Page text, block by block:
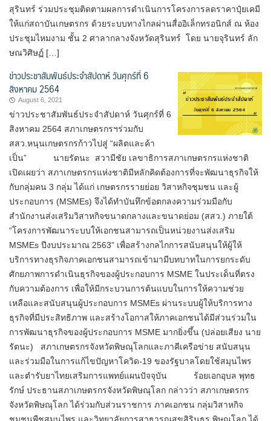
สุรินทร์ ร่วมประชุมติดตามผลการดำเนินการโครงการลดราคาปุ๋ยเคมี
ให้แก่สถาบันเกษตรกร ด้วยระบบทางไกลผ่านสื่ออิเล็กทรอนิกส์ ณ ห้อง
ประชุมไหมงาม ชั้น 2 ศาลากลางจังหวัดสุรินทร์ โดย นายจุรินทร์ ลัก
ษณวิศิษฏ์ […]
ข่าวประชาสัมพันธ์ประจำสัปดาห์ วันศุกร์ที่ 6
สิงหาคม 2564
August 6, 2021
ข่าวประชาสัมพันธ์ประจำสัปดาห์ วันศุกร์ที่ 6
สิงหาคม 2564 สภาเกษตรกรฯร่วมกับ
สสว.หนุนเกษตรกรก้าวไปสู่ “ผลิตและค้า
เป็น” นายรัตนะ สวามีชัย เลขาธิการสภาเกษตรกรแห่งชาติ
เปิดเผยว่า สภาเกษตรกรแห่งชาติมีหลักคิดต้องการที่จะพัฒนาธุรกิจให้
กับกลุ่มคน 3 กลุ่ม ได้แก่ เกษตรกรรายย่อย วิสาหกิจชุมชน และผู้
ประกอบการ (MSMEs) จึงได้ทำบันทึกข้อตกลงความร่วมมือกับ
สำนักงานส่งเสริมวิสาหกิจขนาดกลางและขนาดย่อม (สสว.) ภายใต้
“โครงการพัฒนาระบบให้เอกชนสามารถเป็นหน่วยงานส่งเสริม
MSMEs ปีงบประมาณ 2563” เพื่อสร้างกลไกการสนับสนุนให้ผู้ให้
บริการทางธุรกิจภาคเอกชนสามารถเข้ามามีบทบาทในการยกระดับ
ศักยภาพการดำเนินธุรกิจของผู้ประกอบการ MSME ในประเด็นที่ตรง
กับความต้องการ เพื่อให้มีกระบวนการต้นแบบในการให้ความช่วย
เหลือและสนับสนุนผู้ประกอบการ MSMEs ผ่านระบบผู้ให้บริการทาง
ธุรกิจที่มีประสิทธิภาพ และสร้างโอกาสให้ภาคเอกชนได้มีส่วนร่วมใน
การพัฒนาธุรกิจของผู้ประกอบการ MSME มากยิ่งขึ้น (ปล่อยเสียง นาย
รัตนะ) สภาเกษตรกรจังหวัดพิษณุโลกและภาคีเครือข่าย สนับสนุน
และร่วมมือในการแก้ไขปัญหาโควิด-19 ของรัฐบาลโดยใช้สมุนไพร
และตำรับยาไทยเสริมการแพทย์แผนปัจจุบัน ร้อยเอกอุบล พุทธ
รักษ์ ประธานสภาเกษตรกรจังหวัดพิษณุโลก กล่าวว่า สภาเกษตรกร
จังหวัดพิษณุโลก ได้ร่วมกับส่วนราชการ ภาคเอกชน กลุ่มวิสาหกิจ